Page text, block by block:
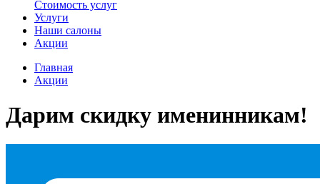
Стоимость услуг
Услуги
Наши салоны
Акции
Главная
Акции
Дарим скидку именинникам!